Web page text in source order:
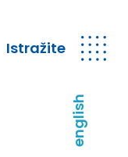
Istražite
english